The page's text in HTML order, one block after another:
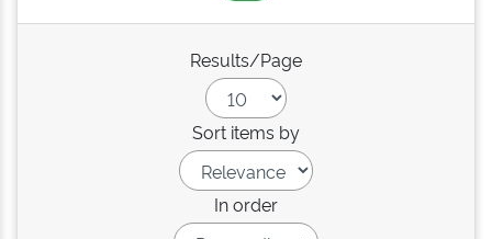
Results/Page
Sort items by
In order